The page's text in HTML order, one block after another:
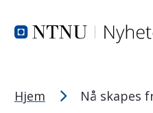
PC: Press ned CTRL og
Hjem Nå skapes